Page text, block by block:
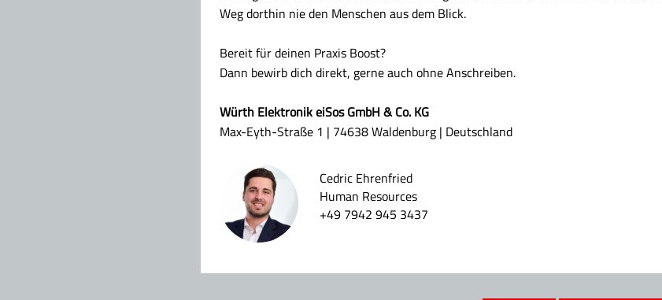
Weg dorthin nie den Menschen aus dem Blick.
Bereit für deinen Praxis Boost?
Dann bewirb dich direkt, gerne auch ohne Anschreiben.
Würth Elektronik eiSos GmbH & Co. KG
Max-Eyth-Straße 1 | 74638 Waldenburg | Deutschland
Cedric Ehrenfried
Human Resources
+49 7942 945 3437